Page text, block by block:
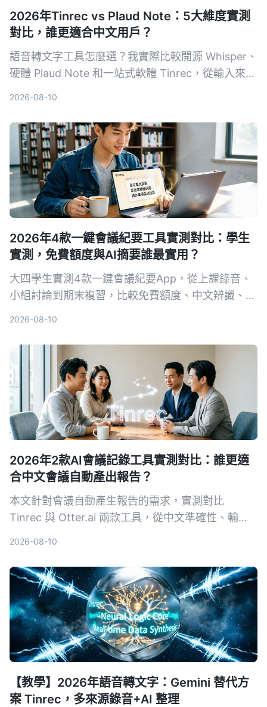
2026年Tinrec vs Plaud Note：5大維度實測
對比，誰更適合中文用戶？
語音轉文字工具怎麼選？我實際比較開源 Whisper、
硬體 Plaud Note 和一站式軟體 Tinrec，從輸入來
2026-08-10
2026年4款一鍵會議紀要工具實測對比：學生
實測，免費額度與AI摘要誰最實用？
大四學生實測4款一鍵會議紀要App，從上課錄音、
小組討論到期末複習，比較免費額度、中文辨識、AI
2026-08-10
2026年2款AI會議記錄工具實測對比：誰更適
合中文會議自動產出報告？
本文針對會議自動產生報告的需求，實測對比
Tinrec 與 Otter.ai 兩款工具，從中文準確性、輸入
最適合中文會議場景。
2026-08-10
【教學】2026年語音轉文字：Gemini 替代方
案 Tinrec，多來源錄音+AI 整理